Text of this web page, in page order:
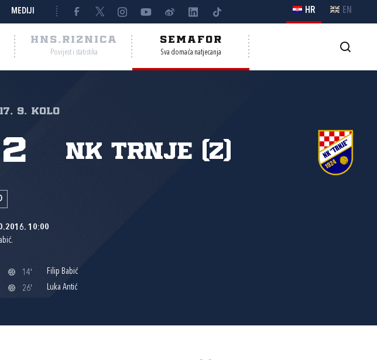
MEDIJI HR EN
HNS.RIZNICA
Povijest i statistika
SEMAFOR
Sva domaća natjecanja
9. kolo
NK Trnje (Z)
2
10:00
14'
Filip Babić
26'
Luka Antić